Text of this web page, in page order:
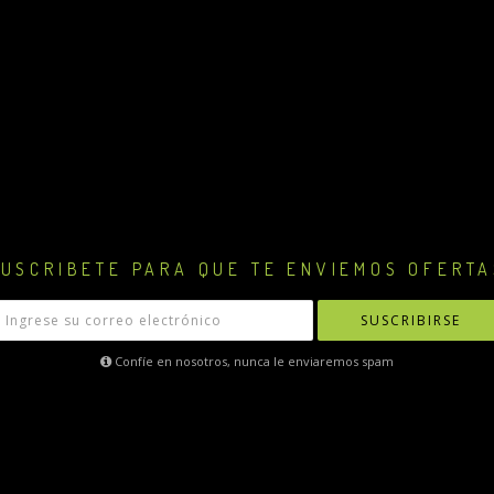
PARA QUE TE ENVIEMOS
SUSCRIBIRSE
Confíe en nosotros, nunca le enviaremos spam